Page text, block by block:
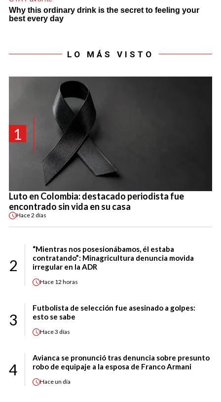
LO MÁS VISTO
1
Luto en Colombia: destacado periodista fue
encontrado sin vida en su casa
Hace2 días
2
“Mientras nos posesionábamos, él estaba
contratando”: Minagricultura denuncia movida
irregular en la ADR
Hace 12 horas
3
Futbolista de selección fue asesinado a golpes:
esto se sabe
Hace3 días
4
Avianca se pronunció tras denuncia sobre presunto
robo de equipaje a la esposa de Franco Armani
Haceun día